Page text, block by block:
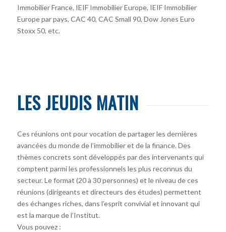
Immobilier France, IEIF Immobilier Europe, IEIF Immobilier
Europe par pays, CAC 40, CAC Small 90, Dow Jones Euro
Stoxx 50, etc.
LES JEUDIS MATIN
Ces réunions ont pour vocation de partager les dernières
avancées du monde de l’immobilier et de la finance. Des
thèmes concrets sont développés par des intervenants qui
comptent parmi les professionnels les plus reconnus du
secteur. Le format (20 à 30 personnes) et le niveau de ces
réunions (dirigeants et directeurs des études) permettent
des échanges riches, dans l’esprit convivial et innovant qui
est la marque de l’Institut.
Vous pouvez :